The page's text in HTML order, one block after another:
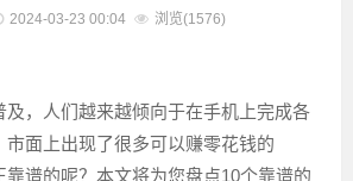
2024-03-23 00:04 浏览(1576)
及，人们越来越倾向于在手机上完成各
面上出现了很多可以赚零花钱的
谱的呢？本文将为您盘点10个靠谱的